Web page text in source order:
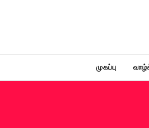
we have brought you to an extensive
முகப்பு